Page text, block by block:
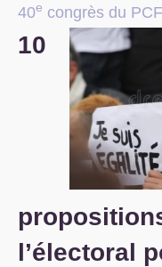
S’organiser
Comprendre...
Vie du site
40e congrès du PCF
10
l’électoral